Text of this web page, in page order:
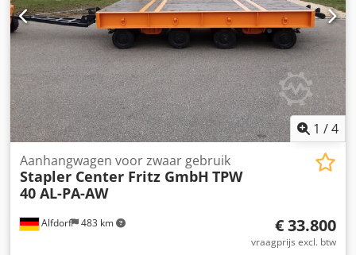
1 /4
Alfdorf 483 km
Aanhangwagen voor zwaar gebruik
Stapler Center Fritz GmbH TPW
40 AL-PA-AW
€ 33.800
vraagprijs excl. btw